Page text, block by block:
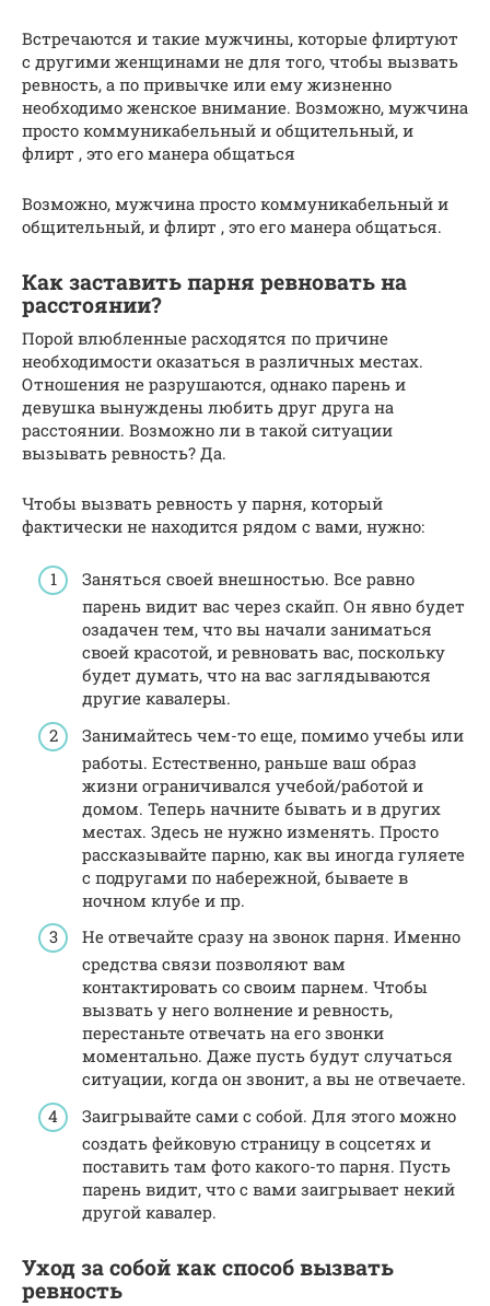
Встречаются и такие мужчины, которые флиртуют
с другими женщинами не для того, чтобы вызвать
ревность, а по привычке или ему жизненно
необходимо женское внимание. Возможно, мужчина
просто коммуникабельный и общительный, и
флирт , это его манера общаться
Возможно, мужчина просто коммуникабельный и
общительный, и флирт , это его манера общаться.
Как заставить парня ревновать на
расстоянии?
Порой влюбленные расходятся по причине
необходимости оказаться в различных местах.
Отношения не разрушаются, однако парень и
девушка вынуждены любить друг друга на
расстоянии. Возможно ли в такой ситуации
вызывать ревность? Да.
Чтобы вызвать ревность у парня, который
фактически не находится рядом с вами, нужно:
Заняться своей внешностью. Все равно
парень видит вас через скайп. Он явно будет
озадачен тем, что вы начали заниматься
своей красотой, и ревновать вас, поскольку
будет думать, что на вас заглядываются
другие кавалеры.
Занимайтесь чем-то еще, помимо учебы или
работы. Естественно, раньше ваш образ
жизни ограничивался учебой/работой и
домом. Теперь начните бывать и в других
местах. Здесь не нужно изменять. Просто
рассказывайте парню, как вы иногда гуляете
с подругами по набережной, бываете в
ночном клубе и пр.
Не отвечайте сразу на звонок парня. Именно
средства связи позволяют вам
контактировать со своим парнем. Чтобы
вызвать у него волнение и ревность,
перестаньте отвечать на его звонки
моментально. Даже пусть будут случаться
ситуации, когда он звонит, а вы не отвечаете.
Заигрывайте сами с собой. Для этого можно
создать фейковую страницу в соцсетях и
поставить там фото какого-то парня. Пусть
парень видит, что с вами заигрывает некий
другой кавалер.
Уход за собой как способ вызвать
ревность